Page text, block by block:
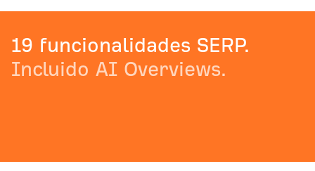
19 funcionalidades SERP.
Incluido AI Overviews.